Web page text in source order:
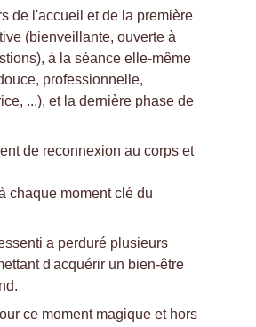
de l'accueil et de la première
(bienveillante, ouverte à
à la séance elle-même
professionnelle,
...), et la dernière phase de
de reconnexion au corps et
chaque moment clé du
a perduré plusieurs
d'acquérir un bien-être
ce moment magique et hors